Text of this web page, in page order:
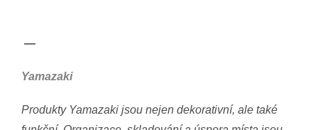
—
Yamazaki
Produkty Yamazaki jsou nejen dekorativní, ale také